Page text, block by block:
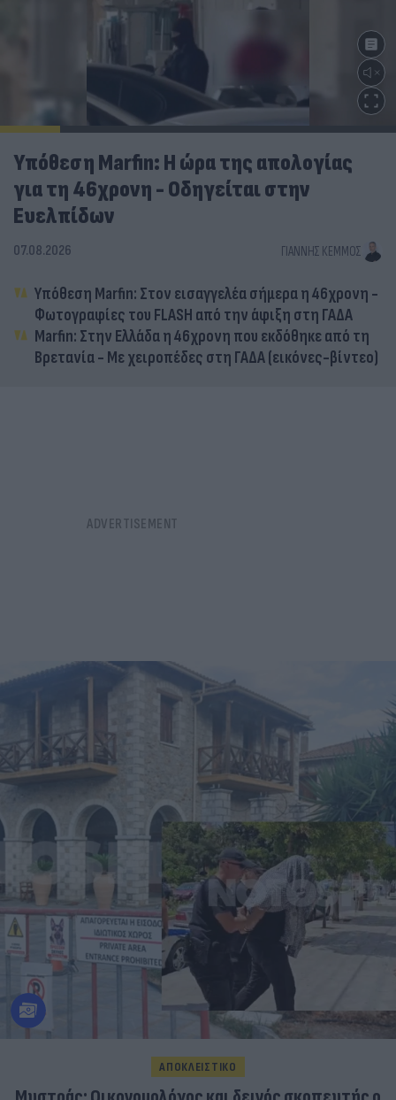
Υπόθεση Marfin: Η ώρα της απολογίας
για τη 46χρονη - Οδηγείται στην
Ευελπίδων
07.08.2026 ΓΙΆΝΝΗΣ ΚΈΜΜΟΣ
Υπόθεση Marfin: Στον εισαγγελέα σήμερα η 46χρονη -
Φωτογραφίες του FLASH από την άφιξη στη ΓΑΔΑ
Marfin: Στην Ελλάδα η 46χρονη που εκδόθηκε από τη
Βρετανία - Με χειροπέδες στη ΓΑΔΑ (εικόνες-βίντεο)
ΑΠΟΚΛΕΙΣΤΙΚΟ